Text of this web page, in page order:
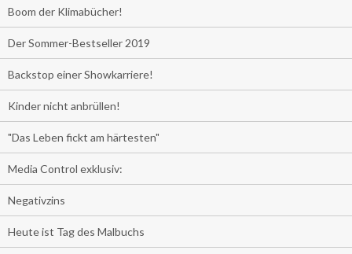
Boom der Klimabücher!
Der Sommer-Bestseller 2019
Backstop einer Showkarriere!
Kinder nicht anbrüllen!
"Das Leben fickt am härtesten"
Media Control exklusiv:
Negativzins
Heute ist Tag des Malbuchs